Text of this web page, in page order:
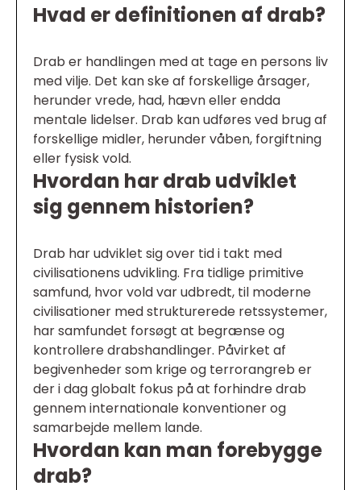
Hvad er definitionen af drab?
Drab er handlingen med at tage en persons liv
med vilje. Det kan ske af forskellige årsager,
herunder vrede, had, hævn eller endda
mentale lidelser. Drab kan udføres ved brug af
forskellige midler, herunder våben, forgiftning
eller fysisk vold.
Hvordan har drab udviklet
sig gennem historien?
Drab har udviklet sig over tid i takt med
civilisationens udvikling. Fra tidlige primitive
samfund, hvor vold var udbredt, til moderne
civilisationer med strukturerede retssystemer,
har samfundet forsøgt at begrænse og
kontrollere drabshandlinger. Påvirket af
begivenheder som krige og terrorangreb er
der i dag globalt fokus på at forhindre drab
gennem internationale konventioner og
samarbejde mellem lande.
Hvordan kan man forebygge
drab?